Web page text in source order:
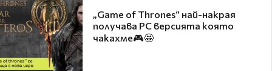
„Game of Thrones“ най-накрая
получава PC версията която
чакахме🎮🤩